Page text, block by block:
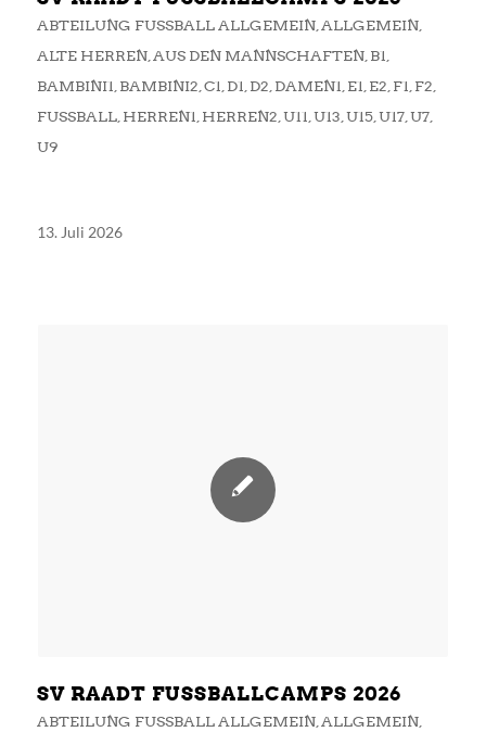
ABTEILUNG FUSSBALL ALLGEMEIN , ALLGEMEIN,
ALTE HERREN, AUS DEN MANNSCHAFTEN, B1
BAMBINI1 BAMBINI2 C1 D1 D2 DAMEN1 E1 E2 F1 F2
FUSSBALL , HERREN1 HERREN2 U11 U13 U15, U17, U7,
U9
13. Juli 2026
SV RAADT FUSSBALLCAMPS 2026
ABTEILUNG FUSSBALL ALLGEMEIN ,ALLGEMEIN,